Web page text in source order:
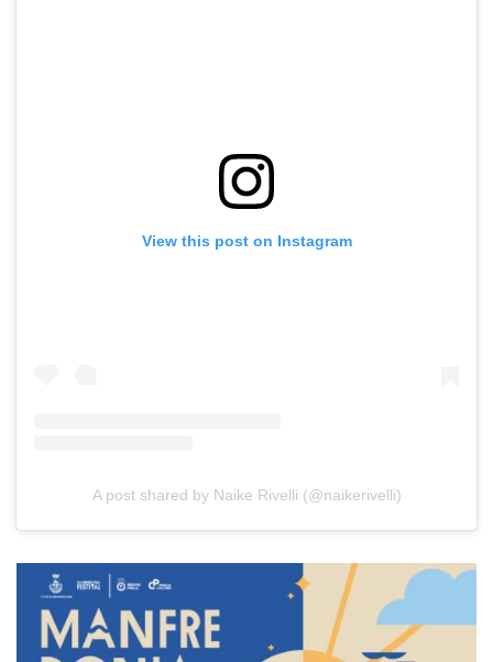
View this post on Instagram
A post shared by Naike Rivelli (@naikerivelli)